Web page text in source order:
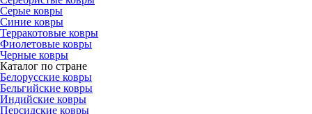
Серые ковры
Синие ковры
Терракотовые ковры
Фиолетовые ковры
Черные ковры
Каталог по стране
Белорусские ковры
Бельгийские ковры
Индийские ковры
Персидские ковры